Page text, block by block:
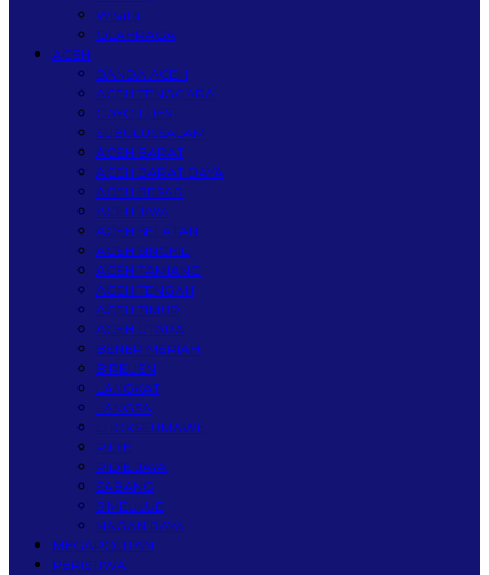
Wisata
OLAHRAGA
ACEH
BANDA ACEH
ACEH TENGGARA
GAYO LUES
SUBULUSSALAM
ACEH BARAT
ACEH BARAT DAYA
ACEH BESAR
ACEH JAYA
ACEH SELATAN
ACEH SINGKIL
ACEH TAMIANG
ACEH TENGAH
ACEH TIMUR
ACEH UTARA
BENER MERIAH
BIREUEN
LANGKAT
LANGSA
LHOKSEUMAWE
PIDIE
PIDIE JAYA
SABANG
SIMEULUE
NAGAN RAYA
MEGAPOLITAN
PERISTIWA